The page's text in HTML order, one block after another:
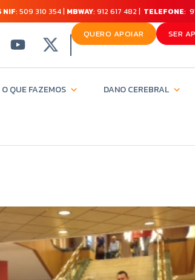
NIF: 509 310 354 | MBWAY: 912 617 482 | TELEFONE:
QUERO APOIAR SER
O QUE FAZEMOS DANO CEREBRAL